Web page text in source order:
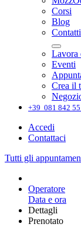
Corsi
Blog
Contatti
Lavora
Eventi
Crea il
+39 081 842
Accedi
Contattaci
Tutti gli
Operatore
Data e ora
Dettagli
Prenotato